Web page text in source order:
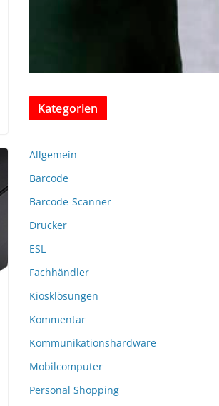
Kategorien
Allgemein
Barcode
Barcode-Scanner
Drucker
ESL
Fachhändler
Kiosklösungen
Kommentar
Kommunikationshardware
Mobilcomputer
Personal Shopping